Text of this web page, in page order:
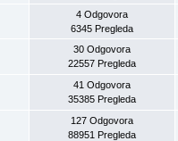
4 Odgovora
6345 Pregleda
30 Odgovora
22557 Pregleda
41 Odgovora
35385 Pregleda
127 Odgovora
88951 Pregleda